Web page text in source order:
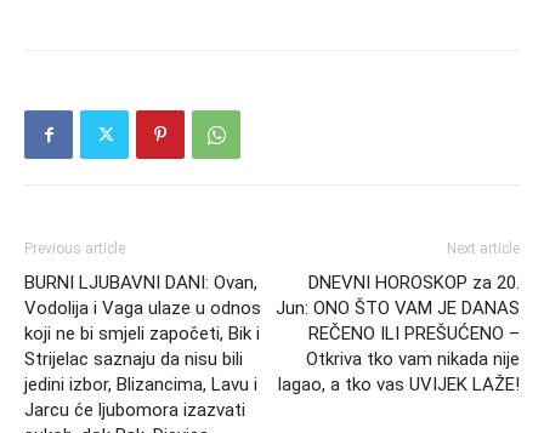
Previous article
BURNI LJUBAVNI DANI: Ovan,
Vodolija i Vaga ulaze u odnos
koji ne bi smjeli započeti, Bik i
Strijelac saznaju da nisu bili
jedini izbor, Blizancima, Lavu i
Jarcu će ljubomora izazvati
Next article
DNEVNI HOROSKOP za 20.
Jun: ONO ŠTO VAM JE DANAS
REČENO ILI PREŠUĆENO –
Otkriva tko vam nikada nije
lagao, a tko vas UVIJEK LAŽE!